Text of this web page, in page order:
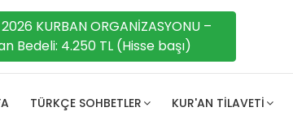
KURBAN ORGANİZASYONU –
Bedeli: 4.250 TL (Hisse başı)
TÜRKÇE SOHBETLER KUR'AN TILAVETI